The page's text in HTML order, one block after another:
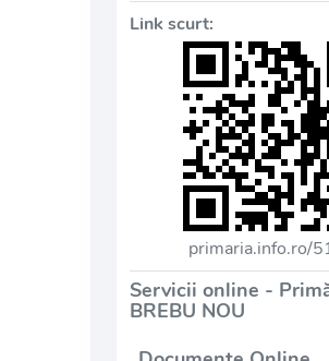
Link scurt:
primaria.info.ro/
Servicii online -
BREBU NOU